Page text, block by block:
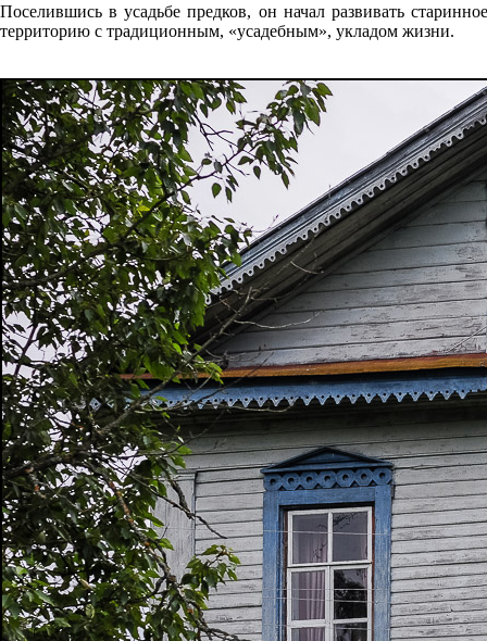
Поселившись в усадьбе предков, он начал развивать
территорию с традиционным, «усадебным», укладом жизни.